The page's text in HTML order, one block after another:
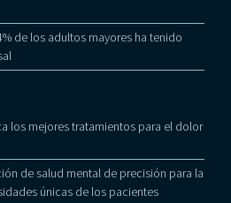
de los adultos mayores ha tenido
los mejores tratamientos para el dolor
de salud mental de precisión para la
únicas de los pacientes